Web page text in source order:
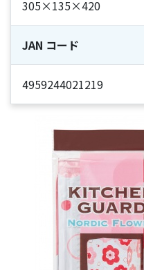
305×135×420
JAN コード
4959244021219